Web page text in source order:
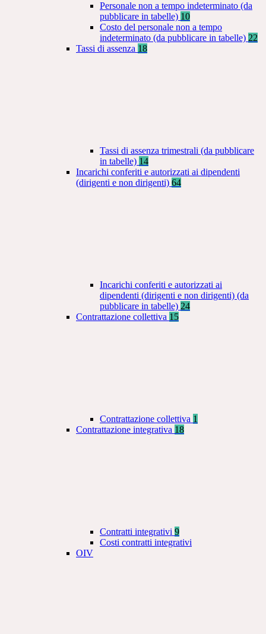
Personale non a tempo indeterminato (da
pubblicare in tabelle) 10
Costo del personale non a tempo
indeterminato (da pubblicare in tabelle) 22
Tassi di assenza 18
Tassi di assenza trimestrali (da pubblicare
in tabelle) 14
Incarichi conferiti e autorizzati ai dipendenti
(dirigenti e non dirigenti) 64
Incarichi conferiti e autorizzati ai
dipendenti (dirigenti e non dirigenti) (da
pubblicare in tabelle) 24
Contrattazione collettiva 15
Contrattazione collettiva 1
Contrattazione integrativa 18
Contratti integrativi 9
Costi contratti integrativi
OIV